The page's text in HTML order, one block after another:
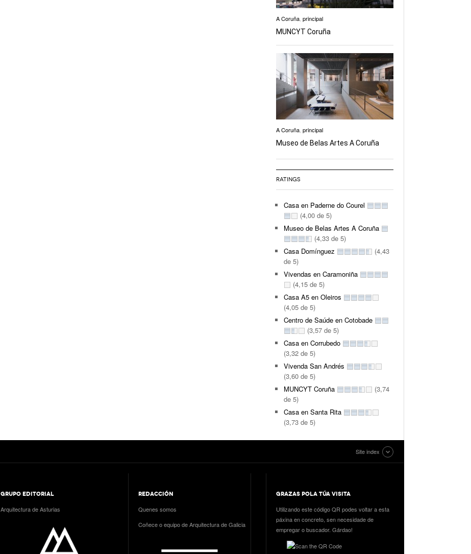
A Coruña principal
MUNCYT Coruña
A Coruña principal
Museo de Belas Artes A Coruña
RATINGS
Casa en Paderne do Courel
(4,00 de 5)
Museo de Belas Artes A Coruña
(4,33 de 5)
Casa Domínguez
(4,43
de 5)
Vivendas en Caramoniña
(4,15 de 5)
Casa A5 en Oleiros
(4,05 de 5)
Centro de Saúde en Cotobade
(3,57 de 5)
Casa en Corrubedo
(3,32 de 5)
Vivenda San Andrés
(3,60 de 5)
MUNCYT Coruña
(3,74
de 5)
Casa en Santa Rita
(3,73 de 5)
Site index
GRUPO EDITORIAL
Arquitectura de Asturias
REDACCIÓN
Quenes somos
Coñece o equipo de Arquitectura de Galicia
GRAZAS POLA TÚA VISITA
Utilizando este código QR podes voltar a esta
páxina en concreto, sen necesidade de
empregar o buscador. Gárdao!